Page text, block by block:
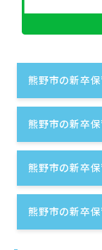
熊野市の新卒
熊野市の新卒
熊野市の新卒
熊野市の新卒